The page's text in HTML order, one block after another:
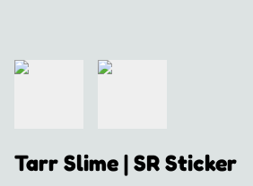
Tarr Slime | SR Sticker